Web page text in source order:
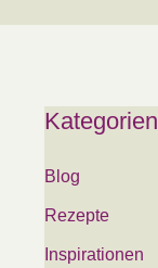
Kategorien
Blog
Rezepte
Inspirationen